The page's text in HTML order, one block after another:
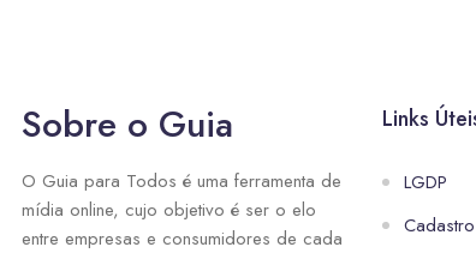
Sobre o Guia
O Guia para Todos é uma ferramenta de
mídia online, cujo objetivo é ser o elo
entre empresas e consumidores de cada
Links
LGDP
Cadastro